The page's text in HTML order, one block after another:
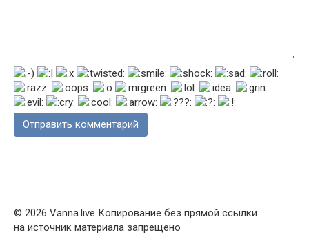
© 2026 Vanna.live Копирование без прямой ссылки
на источник материала запрещено